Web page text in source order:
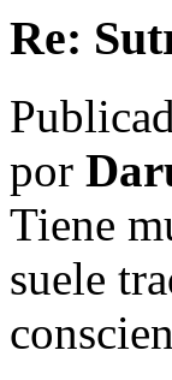
Re:
por
Tiene
suele